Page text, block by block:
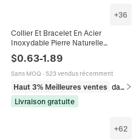
+36
Collier Et Bracelet En Acier
Inoxydable Pierre Naturelle
Künstliche Perle Colorée Fleur De
Marguerite Bijoux Dopamine Pour
Femmes
$0.63-1.89
Sans MOQ · 523 vendus récemment
Haut 3% Meilleures ventes
dans Ensembles de bijoux
Livraison gratuite
+62